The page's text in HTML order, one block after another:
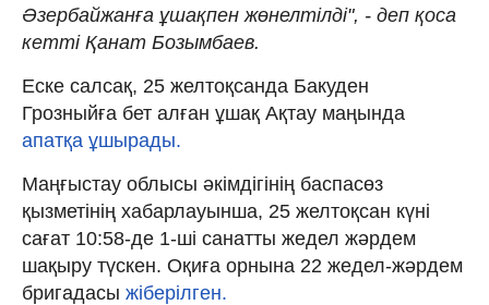
Әзербайжанға ұшақпен жөнелтілді", - деп қоса
кетті Қанат Бозымбаев.
Еске салсақ, 25 желтоқсанда Бакуден
Грозныйға бет алған ұшақ Ақтау маңында
апатқа ұшырады.
Маңғыстау облысы әкімдігінің баспасөз
қызметінің хабарлауынша, 25 желтоқсан күні
сағат 10:58-де 1-ші санатты жедел жәрдем
шақыру түскен. Оқиға орнына 22 жедел-жәрдем
бригадасы жіберілген.